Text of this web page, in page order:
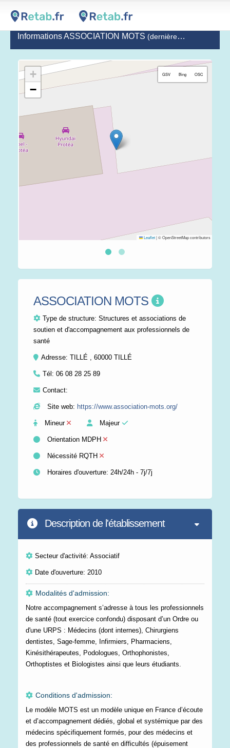
Informations ASSOCIATION MOTS (dernière mise à jour le 2024-07-02)
+
−
GSV Bing OSC
Leaflet|© OpenStreetMap contributors
ASSOCIATION MOTS
Type de structure: Structures et associations de
soutien et d'accompagnement aux professionnels de
santé
Adresse: TILLÉ , 60000 TILLÉ
Tél: 06 08 28 25 89
Contact:
Site web: https://www.association-mots.org/
Mineur Majeur
Orientation MDPH
Nécessité RQTH
Horaires d'ouverture: 24h/24h - 7j/7j
Description de l'établissement
Secteur d'activité: Associatif
Date d'ouverture: 2010
Modalités d'admission:
Notre accompagnement s’adresse à tous les professionnels
de santé (tout exercice confondu) disposant d’un Ordre ou
d'une URPS : Médecins (dont internes), Chirurgiens
dentistes, Sage-femme, Infirmiers, Pharmaciens,
Kinésithérapeutes, Podologues, Orthophonistes,
Orthoptistes et Biologistes ainsi que leurs étudiants.
Conditions d'admission:
Le modèle MOTS est un modèle unique en France d’écoute
et d’accompagnement dédiés, global et systémique par des
médecins spécifiquement formés, pour des médecins et
des professionnels de santé en difficultés (épuisement